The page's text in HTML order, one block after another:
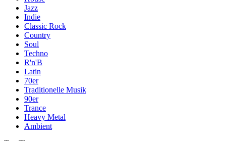
Jazz
Indie
Classic Rock
Country
Soul
Techno
R'n'B
Latin
70er
Traditionelle Musik
90er
Trance
Heavy Metal
Ambient